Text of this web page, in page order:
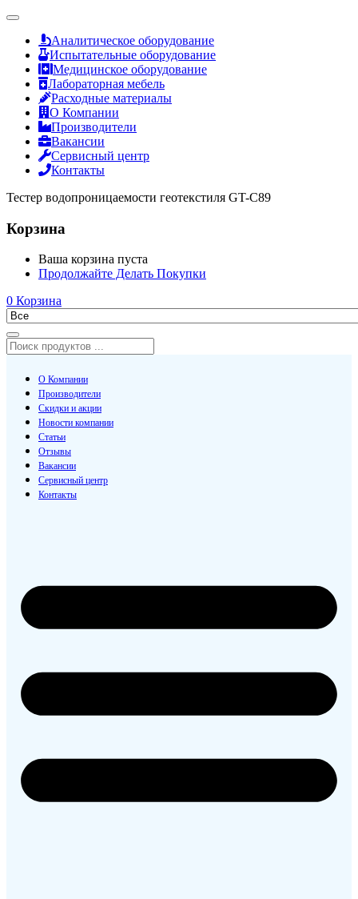
Аналитическое оборудование
Испытательные оборудование
Медицинское оборудование
Лабораторная мебель
Расходные материалы
О Компании
Производители
Вакансии
Сервисный центр
Контакты
Тестер водопроницаемости геотекстиля GT-C89
Корзина
Ваша корзина пуста
Продолжайте Делать Покупки
0 Корзина
О Компании
Производители
Скидки и акции
Новости компании
Статьи
Отзывы
Вакансии
Сервисный центр
Контакты